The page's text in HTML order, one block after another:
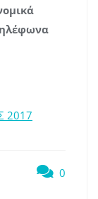
2017
0